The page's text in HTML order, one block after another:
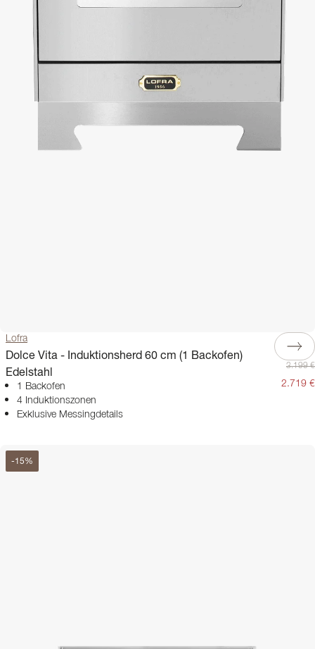
Lofra
Dolce Vita - Induktionsherd 60 cm (1 Backofen)
Edelstahl
1 Backofen
4 Induktionszonen
Exklusive Messingdetails
3.199 €
2.719 €
-15%